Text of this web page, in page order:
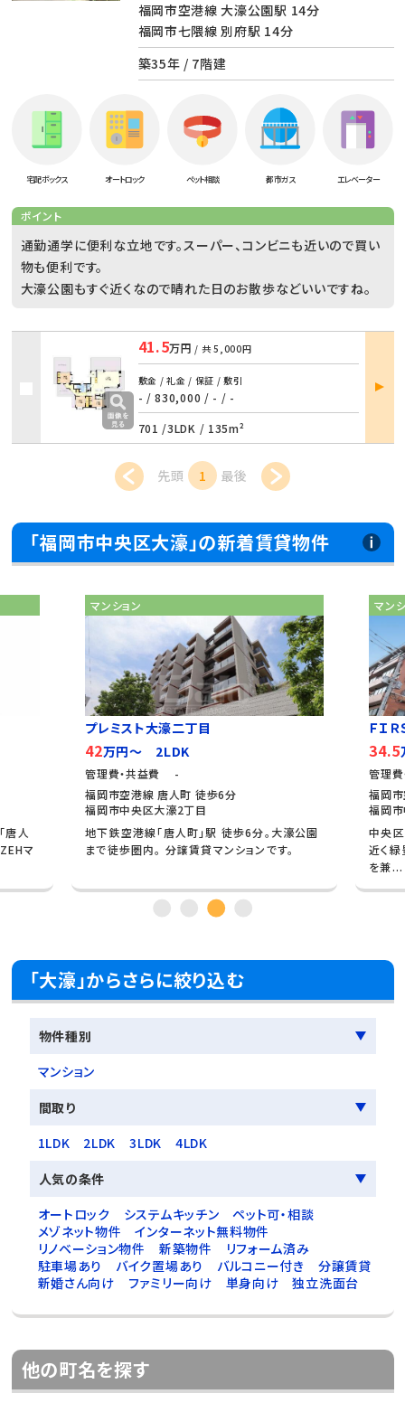
福岡市空港線 大濠公園駅 14分
福岡市七隈線 別府駅 14分
築35年 / 7階建
宅配ボックス オートロック ペット相談 都市ガス エレベーター
ポイント
通勤通学に便利な立地です。スーパー、コンビニも近いので買い
物も便利です。
大濠公園もすぐ近くなので晴れた日のお散歩などいいですね。
41.5万円 / 共5,000円
敷金 / 礼金 / 保証 / 敷引
- / 830,000 / - / -
701 /3LDK / 135m²
部屋
詳細
先頭 1 最後
「福岡市中央区大濠」の新着賃貸物件
公園
マンション
ＦＩＲＳＴ ＡＶＥＮＵＥ...
34.5万円～ 2LDK
管理費・共益費 35,000円
福岡市空港線 唐人町 徒歩9分
福岡市中央区大濠1丁目
中央区大濠の8階建てマンション 大濠公園が
近く緑豊かな環境にありながら、都会の利便性
マン
パー
29万
管理
福岡
福岡
「大濠」からさらに絞り込む
物件種別
マンション
間取り
1LDK
2LDK 3LDK
4LDK
人気の条件
オートロック
システムキッチン
ペット可・相談
メゾネット物件
インターネット無料物件
リノベーション物件
新築物件
リフォーム済み
駐車場あり
バイク置場あり バルコニー付き
分譲賃貸
新婚さん向け
ファミリー向け 単身向け 独立洗面台
他の町名を探す